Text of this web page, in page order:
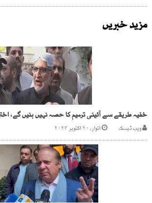
مزید خبریں
خفیہ طریقے سے آئینی ترمیم کا حصہ نہیں بنیں گے،
ویب ڈیسک اتوار, ۲۰ اکتوبر ۲۰۲۴